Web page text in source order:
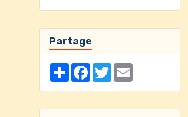
Partage
PartagerFacebook
TwitterEmail